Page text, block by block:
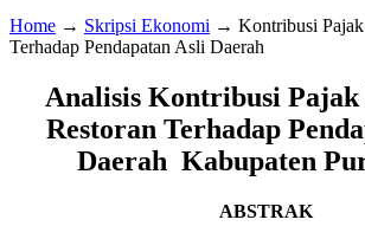
Home → Skripsi Ekonomi → Kontribusi
Terhadap Pendapatan Asli Daerah
Analisis Kontribusi Pajak
Restoran Terhadap
Daerah Kabupaten
ABSTRAK